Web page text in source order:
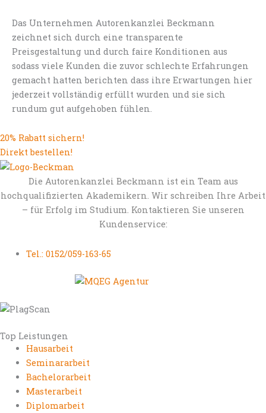
Das Unternehmen Autorenkanzlei Beckmann
zeichnet sich durch eine transparente
Preisgestaltung und durch faire Konditionen aus
sodass viele Kunden die zuvor schlechte Erfahrungen
gemacht hatten berichten dass ihre Erwartungen hier
jederzeit vollständig erfüllt wurden und sie sich
rundum gut aufgehoben fühlen.
20% Rabatt sichern!
Direkt bestellen!
Die Autorenkanzlei Beckmann ist ein Team aus
hochqualifizierten Akademikern. Wir schreiben Ihre Arbeit
– für Erfolg im Studium. Kontaktieren Sie unseren
Kundenservice:
Tel.: 0152/059-163-65
Top Leistungen
Hausarbeit
Seminararbeit
Bachelorarbeit
Masterarbeit
Diplomarbeit